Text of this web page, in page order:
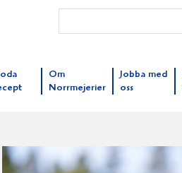
Om
Norrmejerier
Jobba med
oss